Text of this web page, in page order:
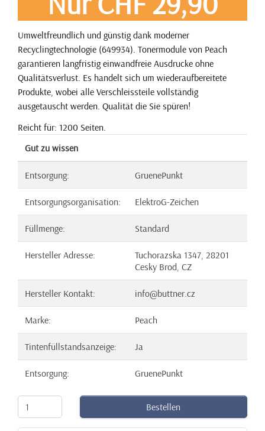
Umweltfreundlich und günstig dank moderner
Recyclingtechnologie (649934). Tonermodule von Peach
garantieren langfristig einwandfreie Ausdrucke ohne
Qualitätsverlust. Es handelt sich um wiederaufbereitete
Produkte, wobei alle Verschleissteile vollständig
ausgetauscht werden. Qualität die Sie spüren!
Reicht für: 1200 Seiten.
Gut zu wissen
Entsorgung: GruenePunkt
Entsorgungsorganisation: ElektroG-Zeichen
Füllmenge: Standard
Hersteller Adresse:
Tuchorazska 1347, 28201
Cesky Brod, CZ
Hersteller Kontakt: info@buttner.cz
Marke: Peach
Tintenfüllstandsanzeige: Ja
Entsorgung: GruenePunkt
Bestellen